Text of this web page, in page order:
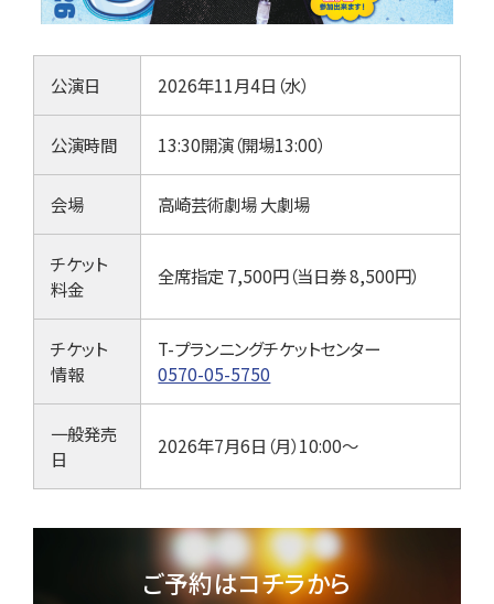
公演日 2026年11月4日（水）
公演時間 13:30開演（開場13:00）
会場 高崎芸術劇場 大劇場
チケット
料金
全席指定 7,500円（当日券 8,500円）
チケット
情報
T-プランニングチケットセンター
0570-05-5750
一般発売
日
2026年7月6日（月）10:00〜
ご予約はコチラから